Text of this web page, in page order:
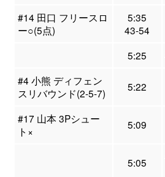
#14 田口 フリースロ
ー○(5点)
5:35
43-54
5:25
#4 小熊 ディフェン
スリバウンド(2-5-7)
5:22
#17 山本 3Pシュー
ト×
5:09
5:05